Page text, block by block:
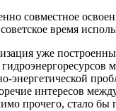
совместное
время
уже
энергетической
интересов
прочего, стало бы